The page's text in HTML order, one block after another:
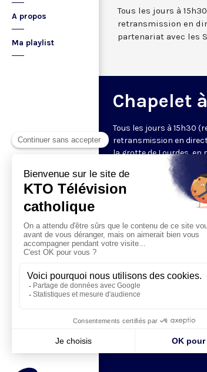
A propos
Ma playlist
Tous les jours à
retransmission en
partenariat avec les
Chapelet
Tous les jours à 15h30
retransmission en
la grotte de Lourdes, en
Sanctuaires. Chaque
méditations des
proposée en
Visiter la page de